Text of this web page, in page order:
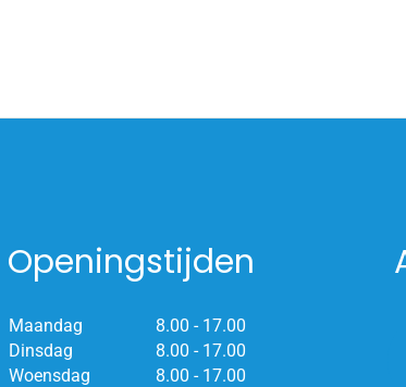
Openingstijden
Maandag
8.00 - 17.00
Dinsdag
8.00 - 17.00
Woensdag
8.00 - 17.00